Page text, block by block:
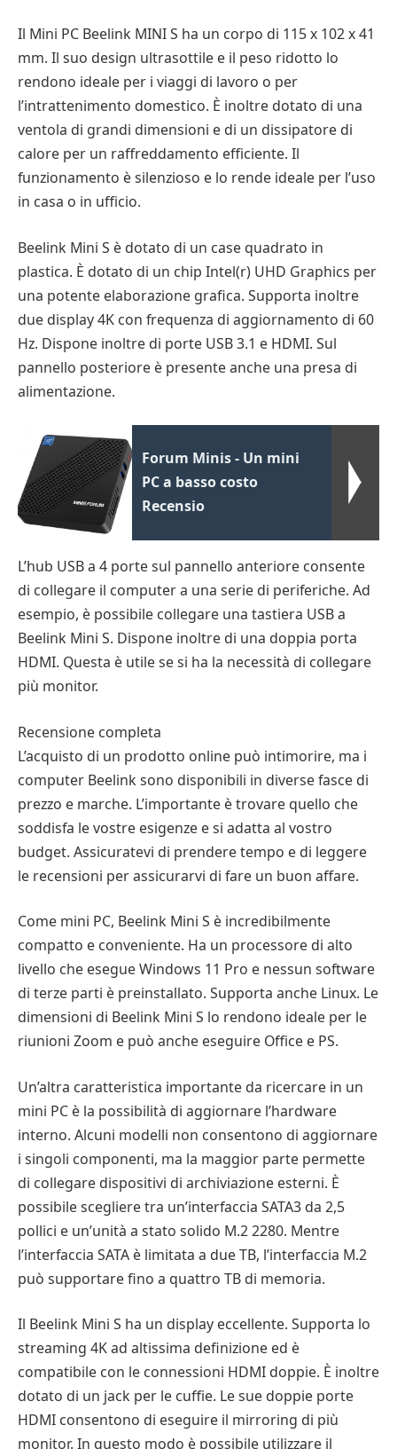
Il Mini PC Beelink MINI S ha un corpo di 115 x 102 x 41
mm. Il suo design ultrasottile e il peso ridotto lo
rendono ideale per i viaggi di lavoro o per
l’intrattenimento domestico. È inoltre dotato di una
ventola di grandi dimensioni e di un dissipatore di
calore per un raffreddamento efficiente. Il
funzionamento è silenzioso e lo rende ideale per l’uso
in casa o in ufficio.
Beelink Mini S è dotato di un case quadrato in
plastica. È dotato di un chip Intel(r) UHD Graphics per
una potente elaborazione grafica. Supporta inoltre
due display 4K con frequenza di aggiornamento di 60
Hz. Dispone inoltre di porte USB 3.1 e HDMI. Sul
pannello posteriore è presente anche una presa di
alimentazione.
Forum Minis - Un mini
PC a basso costo
Recensio
L’hub USB a 4 porte sul pannello anteriore consente
di collegare il computer a una serie di periferiche. Ad
esempio, è possibile collegare una tastiera USB a
Beelink Mini S. Dispone inoltre di una doppia porta
HDMI. Questa è utile se si ha la necessità di collegare
più monitor.
Recensione completa
L’acquisto di un prodotto online può intimorire, ma i
computer Beelink sono disponibili in diverse fasce di
prezzo e marche. L’importante è trovare quello che
soddisfa le vostre esigenze e si adatta al vostro
budget. Assicuratevi di prendere tempo e di leggere
le recensioni per assicurarvi di fare un buon affare.
Come mini PC, Beelink Mini S è incredibilmente
compatto e conveniente. Ha un processore di alto
livello che esegue Windows 11 Pro e nessun software
di terze parti è preinstallato. Supporta anche Linux. Le
dimensioni di Beelink Mini S lo rendono ideale per le
riunioni Zoom e può anche eseguire Office e PS.
Un’altra caratteristica importante da ricercare in un
mini PC è la possibilità di aggiornare l’hardware
interno. Alcuni modelli non consentono di aggiornare
i singoli componenti, ma la maggior parte permette
di collegare dispositivi di archiviazione esterni. È
possibile scegliere tra un’interfaccia SATA3 da 2,5
pollici e un’unità a stato solido M.2 2280. Mentre
l’interfaccia SATA è limitata a due TB, l’interfaccia M.2
può supportare fino a quattro TB di memoria.
Il Beelink Mini S ha un display eccellente. Supporta lo
streaming 4K ad altissima definizione ed è
compatibile con le connessioni HDMI doppie. È inoltre
dotato di un jack per le cuffie. Le sue doppie porte
HDMI consentono di eseguire il mirroring di più
monitor. In questo modo è possibile utilizzare il